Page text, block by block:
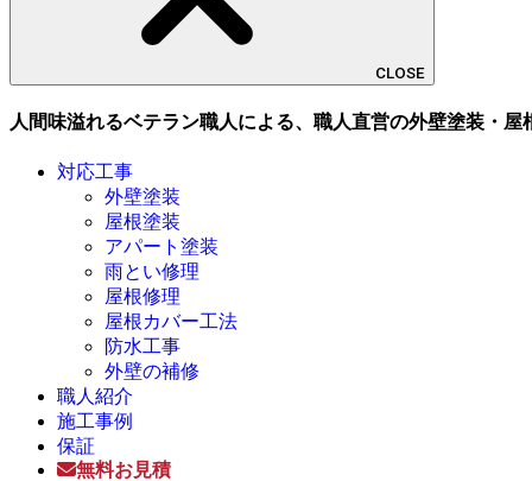
CLOSE
人間味溢れるベテラン職人による、職人直営の外壁塗装・屋
対応工事
外壁塗装
屋根塗装
アパート塗装
雨とい修理
屋根修理
屋根カバー工法
防水工事
外壁の補修
職人紹介
施工事例
保証
無料お見積